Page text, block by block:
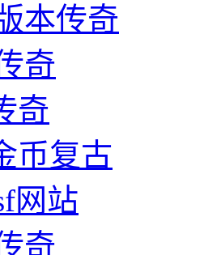
本传奇
奇
奇
币复古
网站
奇